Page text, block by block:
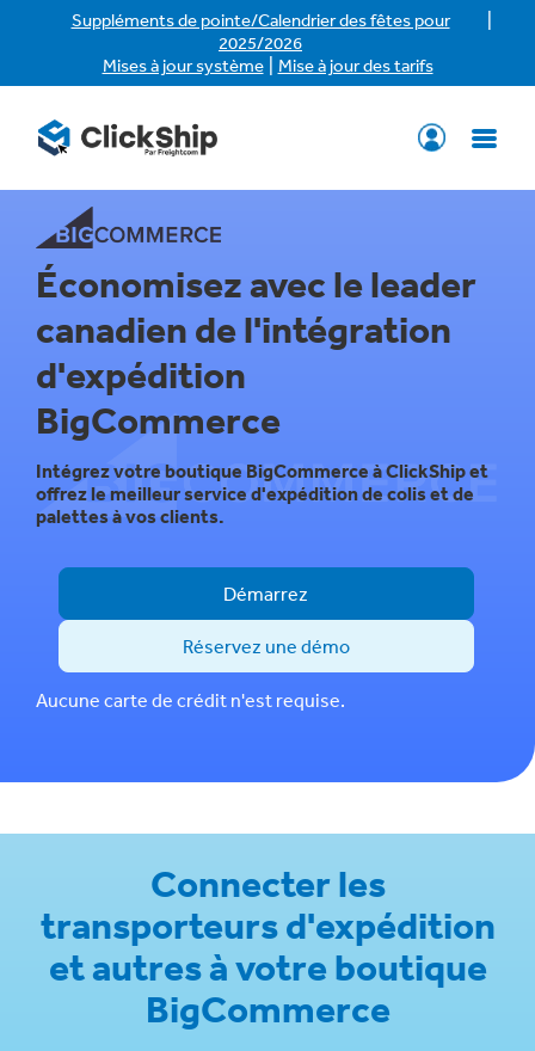
Suppléments de pointe/Calendrier des fêtes pour
2025/2026
Mises à jour système Mise à jour des tarifs
Économisez avec le leader
canadien de l'intégration
d'expédition
BigCommerce
Intégrez votre boutique BigCommerce à ClickShip et
offrez le meilleur service d'expédition de colis et de
palettes à vos clients.
Démarrez
Réservez une démo
Aucune carte de crédit n'est requise.
Connecter les
transporteurs d'expédition
et autres à votre boutique
BigCommerce